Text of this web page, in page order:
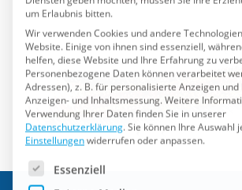
Wir verwenden Cookies und andere Technologien
helfen, diese Website und Ihre Erfahrung zu
Personenbezogene Daten können verarbeitet
Adressen), z. B. für personalisierte Anzeigen und
Anzeigen- und Inhaltsmessung.Weitere
Verwendung Ihrer Daten finden Sie in unserer
Datenschutzerklärung.Sie können Ihre Auswahl
Einstellungenwiderrufen oder anpassen.
Es folgt eine Liste der Service-
Essenziell
Externe Medien